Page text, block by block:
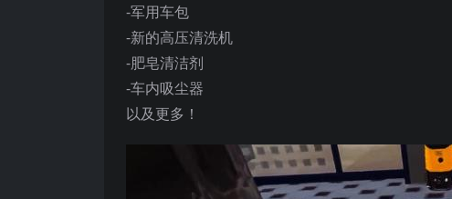
-军用车包
-新的高压清洗机
-肥皂清洁剂
-车内吸尘器
以及更多！